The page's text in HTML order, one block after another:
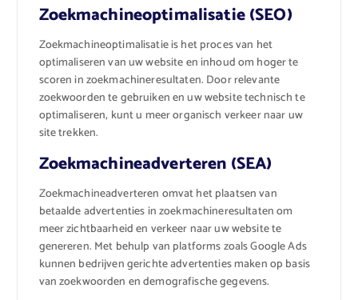
Zoekmachineoptimalisatie (SEO)
Zoekmachineoptimalisatie is het proces van het
optimaliseren van uw website en inhoud om hoger te
scoren in zoekmachineresultaten. Door relevante
zoekwoorden te gebruiken en uw website technisch te
optimaliseren, kunt u meer organisch verkeer naar uw
site trekken.
Zoekmachineadverteren (SEA)
Zoekmachineadverteren omvat het plaatsen van
betaalde advertenties in zoekmachineresultaten om
meer zichtbaarheid en verkeer naar uw website te
genereren. Met behulp van platforms zoals Google Ads
kunnen bedrijven gerichte advertenties maken op basis
van zoekwoorden en demografische gegevens.